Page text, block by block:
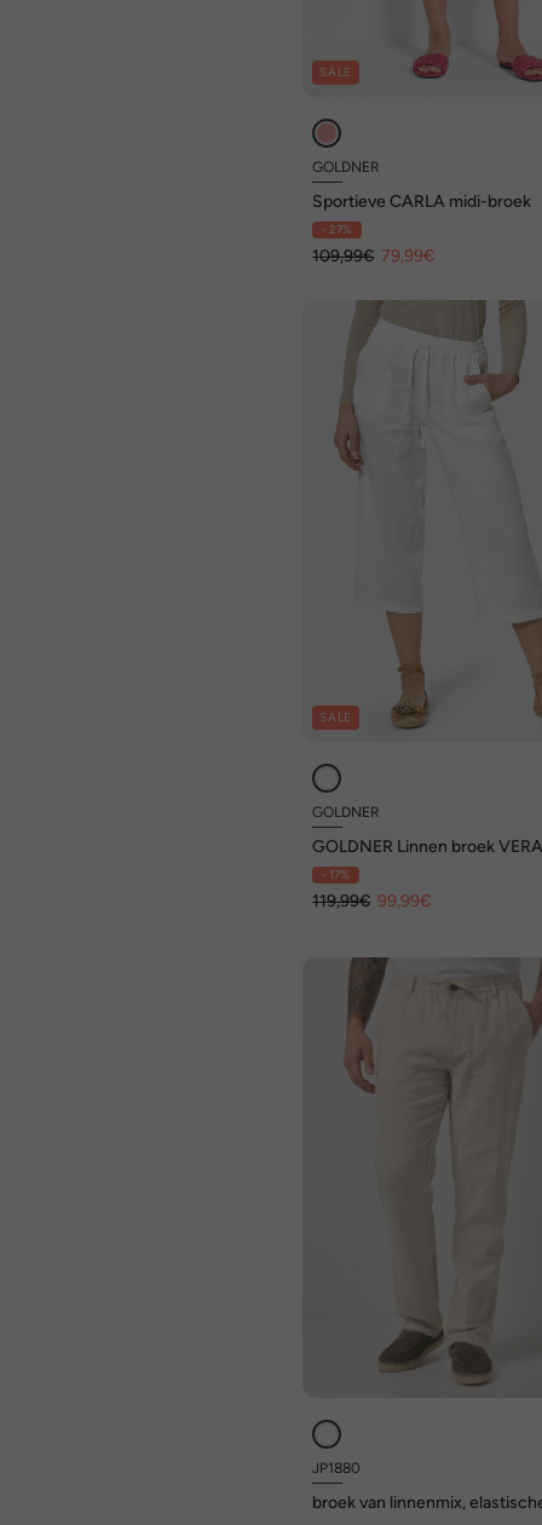
SALE
GOLDNER
Sportieve CARLA midi-broek
- 27%
109,99€ 79,99€
SALE
GOLDNER
GOLDNER Linnen broek
Linnen broek VERA
- 17%
119,99€ 99,99€
JP1880
broek van linnenmix,